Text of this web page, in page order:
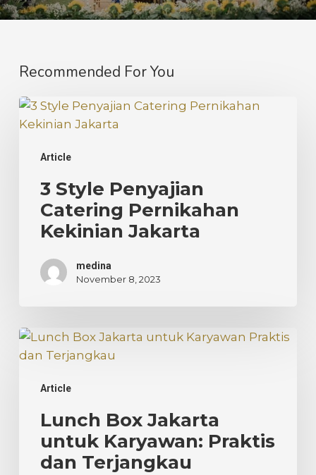
Recommended For You
Article
3
Style
Catering
Pernikahan
Kekinian
Jakarta
3 Style Penyajian
Catering Pernikahan
Kekinian Jakarta
medina
November 8, 2023
Article
Lunch
Box
untuk
Praktis
dan
Terjangkau
Lunch Box Jakarta
untuk Karyawan: Praktis
dan Terjangkau